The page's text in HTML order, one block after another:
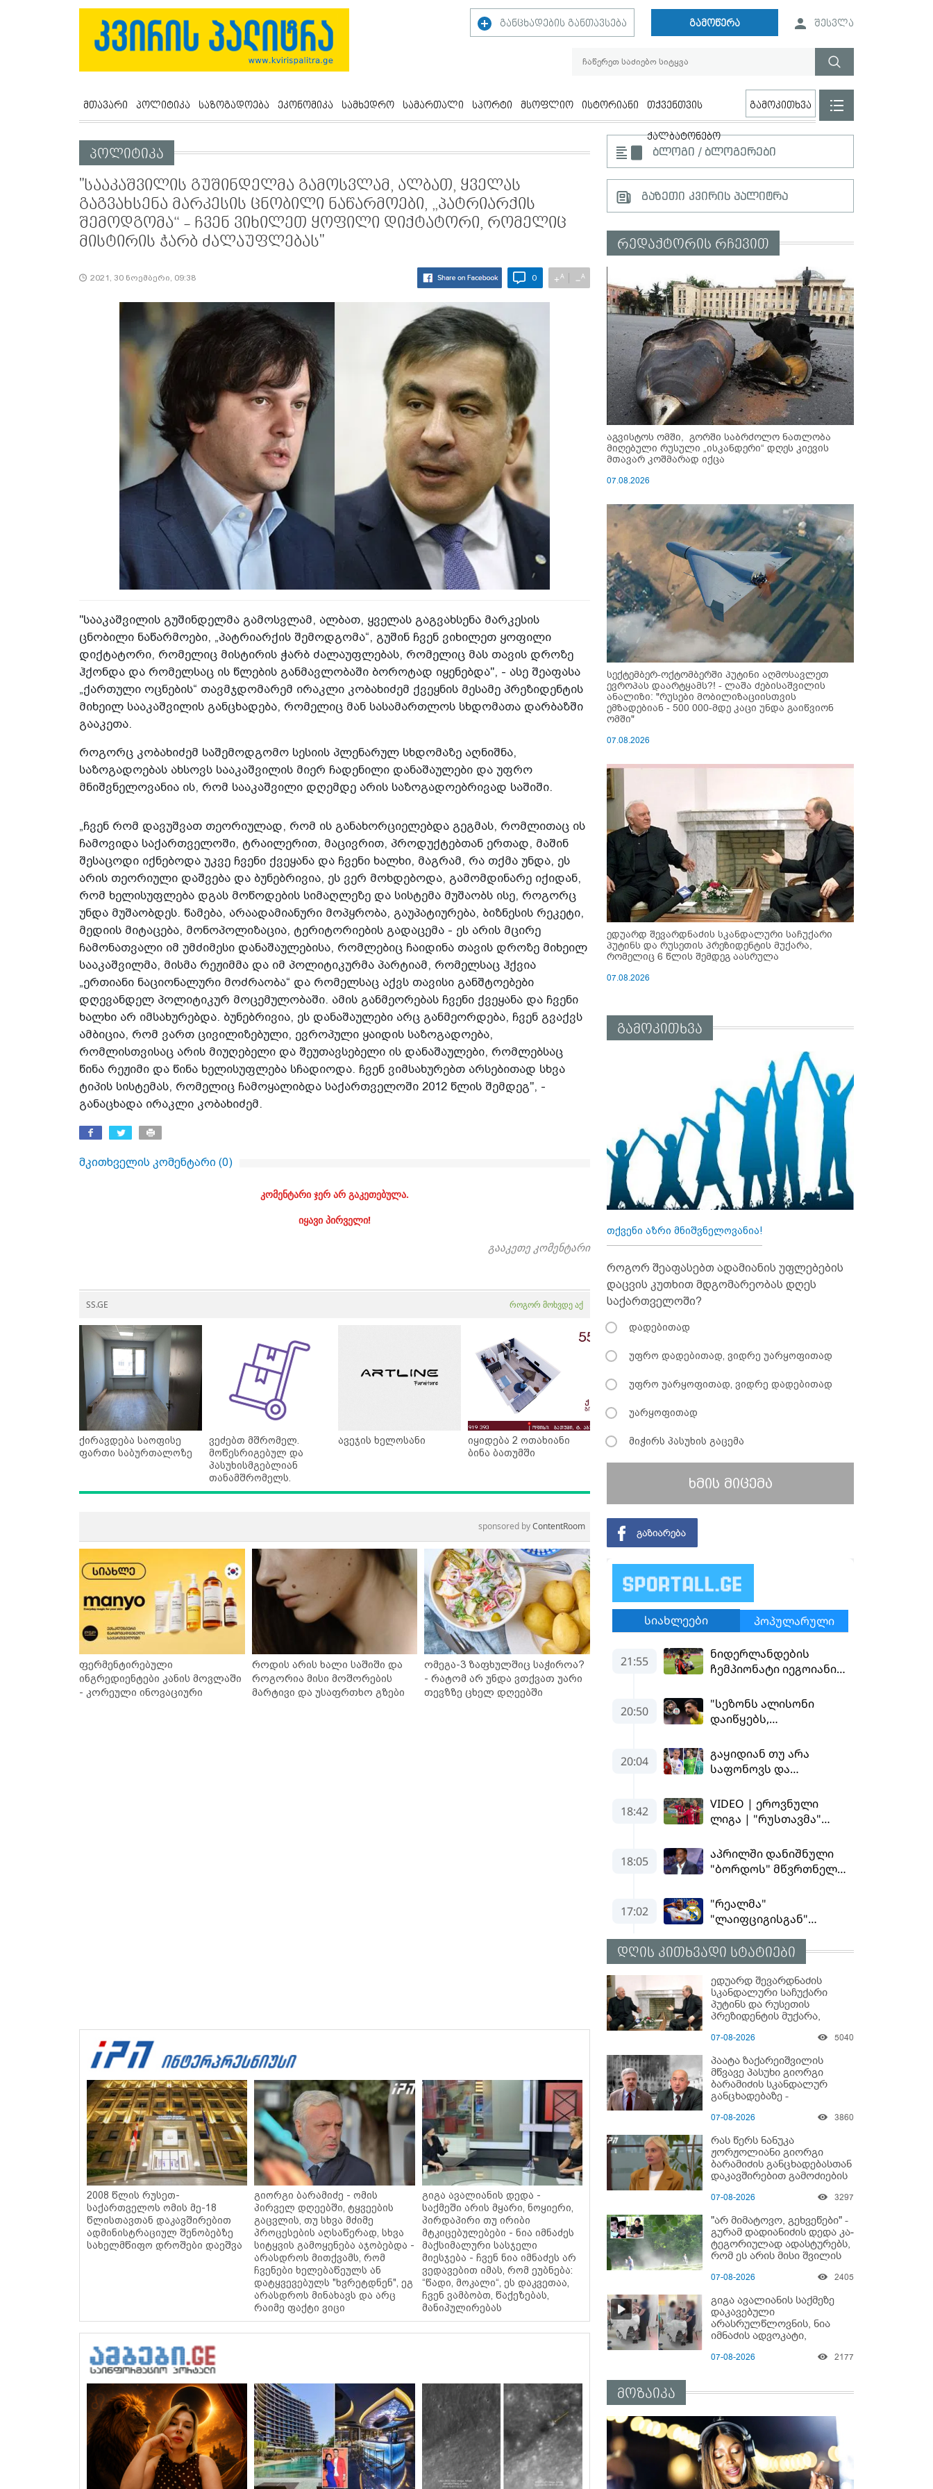
განცხადების განთავსება გამოწერა შესვლა
მთავარი პოლიტიკა საზოგადოება ეკონომიკა სამხედრო სამართალი სპორტი მსოფლიო ისტორიანი თქვენთვის
ქალბატონებო
გამოკითხვა
პოლიტიკა
"სააკაშვილის გუშინდელმა გამოსვლამ, ალბათ, ყველას
გაგვახსენა მარკესის ცნობილი ნაწარმოები, „პატრიარქის
შემოდგომა“ - ჩვენ ვიხილეთ ყოფილი დიქტატორი, რომელიც
მისტირის ჭარბ ძალაუფლებას"
2021, 30 ნოემბერი, 09:38 0 +A −A
"სააკაშვილის გუშინდელმა გამოსვლამ, ალბათ, ყველას გაგვახსენა მარკესის
ცნობილი ნაწარმოები, „პატრიარქის შემოდგომა“, გუშინ ჩვენ ვიხილეთ ყოფილი
დიქტატორი, რომელიც მისტირის ჭარბ ძალაუფლებას, რომელიც მას თავის დროზე
ჰქონდა და რომელსაც ის წლების განმავლობაში ბოროტად იყენებდა", - ასე შეაფასა
„ქართული ოცნების“ თავმჯდომარემ ირაკლი კობახიძემ ქვეყნის მესამე პრეზიდენტის
მიხეილ სააკაშვილის განცხადება, რომელიც მან სასამართლოს სხდომათა დარბაზში
გააკეთა.
როგორც კობახიძემ საშემოდგომო სესიის პლენარულ სხდომაზე აღნიშნა,
საზოგადოებას ახსოვს სააკაშვილის მიერ ჩადენილი დანაშაულები და უფრო
მნიშვნელოვანია ის, რომ სააკაშვილი დღემდე არის საზოგადოებრივად საშიში.
„ჩვენ რომ დავუშვათ თეორიულად, რომ ის განახორციელებდა გეგმას, რომლითაც ის
ჩამოვიდა საქართველოში, ტრაილერით, მაცივრით, პროდუქტებთან ერთად, მაშინ
შესაცოდი იქნებოდა უკვე ჩვენი ქვეყანა და ჩვენი ხალხი, მაგრამ, რა თქმა უნდა, ეს
არის თეორიული დაშვება და ბუნებრივია, ეს ვერ მოხდებოდა, გამომდინარე იქიდან,
რომ ხელისუფლება დგას მოწოდების სიმაღლეზე და სისტემა მუშაობს ისე, როგორც
უნდა მუშაობდეს. წამება, არაადამიანური მოპყრობა, გაუპატიურება, ბიზნესის რეკეტი,
მედიის მიტაცება, მონოპოლიზაცია, ტერიტორიების გადაცემა - ეს არის მცირე
ჩამონათვალი იმ უმძიმესი დანაშაულებისა, რომლებიც ჩაიდინა თავის დროზე მიხეილ
სააკაშვილმა, მისმა რეჟიმმა და იმ პოლიტიკურმა პარტიამ, რომელსაც ჰქვია
„ერთიანი ნაციონალური მოძრაობა“ და რომელსაც აქვს თავისი განშტოებები
დღევანდელ პოლიტიკურ მოცემულობაში. ამის განმეორებას ჩვენი ქვეყანა და ჩვენი
ხალხი არ იმსახურებდა. ბუნებრივია, ეს დანაშაულები არც განმეორდება, ჩვენ გვაქვს
ამბიცია, რომ ვართ ცივილიზებული, ევროპული ყაიდის საზოგადოება,
რომლისთვისაც არის მიუღებელი და შეუთავსებელი ის დანაშაულები, რომლებსაც
წინა რეჟიმი და წინა ხელისუფლება სჩადიოდა. ჩვენ ვიმსახურებთ არსებითად სხვა
ტიპის სისტემას, რომელიც ჩამოყალიბდა საქართველოში 2012 წლის შემდეგ", -
განაცხადა ირაკლი კობახიძემ.
მკითხველის კომენტარი (0)
კომენტარი ჯერ არ გაკეთებულა.
იყავი პირველი!
გააკეთე კომენტარი
SS.GE როგორ მოხვდე აქ
ქირავდება საოფისე
ფართი საბურთალოზე
ვეძებთ მშრომელ.
მოწესრიგებულ და
პასუხისმგებლიან
თანამშრომელს.
ავეჯის ხელოსანი
იყიდება 2 ოთახიანი
ბინა ბათუმში
sponsored byContentRoom
ფერმენტირებული
ინგრედიენტები კანის მოვლაში
- კორეული ინოვაციური
როდის არის ხალი საშიში და
როგორია მისი მოშორების
მარტივი და უსაფრთხო გზები
ომეგა-3 ზაფხულშიც საჭიროა?
- რატომ არ უნდა ვთქვათ უარი
თევზზე ცხელ დღეებში
2008 წლის რუსეთ-
საქართველოს ომის მე-18
წლისთავთან დაკავშირებით
ადმინისტრაციულ შენობებზე
სახელმწიფო დროშები დაეშვა
გიორგი ბარამიძე - ომის
პირველ დღეებში, ტყვეების
გაცვლის, თუ სხვა მძიმე
პროცესების აღსაწერად, სხვა
სიტყვის გამოყენება აჯობებდა -
არასდროს მითქვამს, რომ
ჩვენები ხელებაწეულს ან
დატყვევებულს "ხვრეტდნენ", ეგ
არასდროს მინახავს და არც
რაიმე ფაქტი ვიცი
გიგა ავალიანის დედა -
საქმეში არის მყარი, ნოყიერი,
პირდაპირი თუ ირიბი
მტკიცებულებები - ნია იმნაძეს
მაქსიმალური სასჯელი
მიესჯება - ჩვენ ნია იმნაძეს არ
ვედავებით იმას, რომ ეუბნება:
“წადი, მოკალი“, ეს დაკვეთაა,
ჩვენ ვამბობთ, წაქეზებას,
მანიპულირებას
ბლოგი / ბლოგერები
გაზეთი კვირის პალიტრა
რედაქტორის რჩევით
აგვისტოს ომში, გორში საბრძოლო ნათლობა
მიღებული რუსული „ისკანდერი“ დღეს კიევის
მთავარ კოშმარად იქცა
07.08.2026
სექტემბერ-ოქტომბერში პუტინი აღმოსავლეთ
ევროპას დაარტყამს?! - ლაშა ძებისაშვილის
ანალიზი: "რუსები მობი­ლიზაციისთვის
ემზადებიან - 500 000-მდე კაცი უნდა გაიწვიონ
ომში"
07.08.2026
ედუარდ შევარდნაძის სკანდალური საჩუქარი
პუტინს და რუსეთის პრეზიდენტის მუქარა,
რომელიც 6 წლის შემდეგ აასრულა
07.08.2026
გამოკითხვა
თქვენი აზრი მნიშვნელოვანია!
როგორ შეაფასებთ ადამიანის უფლებების
დაცვის კუთხით მდგომარეობას დღეს
საქართველოში?
დადებითად
უფრო დადებითად, ვიდრე უარყოფითად
უფრო უარყოფითად, ვიდრე დადებითად
უარყოფითად
მიჭირს პასუხის გაცემა
ხმის მიცემა
დღის კითხვადი სტატიები
ედუარდ შევარდნაძის
სკანდალური საჩუქარი
პუტინს და რუსეთის
პრეზიდენტის მუქარა,
აასრულა
07-08-2026 5040
პაატა ზაქარეიშვილის
მწვავე პასუხი გიორგი
ბარამიძის სკანდალურ
განცხადებაზე -
ვიცი... კამანში მოკლული
გადმოვასვენე... ბარამიძე
კი ტყუის"
07-08-2026 3860
რას წერს ნანუკა
ჟორჟოლიანი გიორგი
ბარამიძის განცხადებასთან
დაკავშირებით გამოძიების
07-08-2026 3297
"არ მიმატოვო, გეხვეწები" -
გუ­რა­მ დადიანიძის დედა კა­
ტე­გო­რი­უ­ლად ადას­ტუ­რებს,
რომ ეს არის მისი შვი­ლის
07-08-2026 2405
გიგა ავალიანის საქმეზე
დაკავებული
არასრულწლოვნის, ნია
იმნაძის ადვოკატი,
გადაღებულ კადრებს
07-08-2026 2177
მოზაიკა